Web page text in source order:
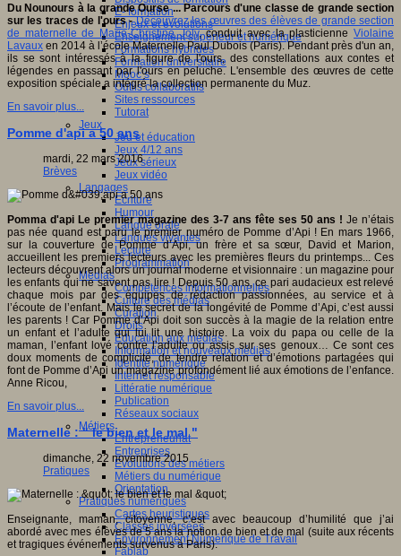
E- formation
Enjeux et évolutions
Enseignement supérieur et numérique
Formations hybrides
Formation universitaire
Mooc’s
Outils collaboratifs
Sites ressources
Tutorat
Jeux
Jeu et éducation
Jeux 4/12 ans
Jeux sérieux
Jeux vidéo
Langages
Ecriture
Humour
Langue orale
Langues vivantes
Lecture
Programmation
Médias
Compétences informationnelles
Culture des médias
Curation
Droits
Education aux médias
Information et nouveaux médias
Identité numérique
Internet responsable
Littératie numérique
Publication
Réseaux sociaux
Métiers
Entrepreneuriat
Entreprises
Evolutions des métiers
Métiers du numérique
Orientation
Pratiques numériques
Cartes heuristiques
Classes inversées
Environnement Numérique de Travail
Fablab
Du Nounours à la grande Ourse ... Parcours d'une classe de grande section
sur les traces de l'ours -Découvrez les œuvres des élèves de grande section
de maternelle de Marie-Christine Joly, conduit avec la plasticienneViolaine
Lavaux en 2014 à l’école Maternelle Paul Dubois (Paris). Pendant près d'un an,
ils se sont intéressés à la figure de l'ours, des constellations aux contes et
légendes en passant par l'ours en peluche. L'ensemble des œuvres de cette
exposition spéciale a intégré la collection permanente du Muz.
En savoir plus...
Pomme d'api a 50 ans
mardi, 22 mars 2016
Brèves
Pomma d'api Le premier magazine des 3-7 ans fête ses 50 ans ! Je n’étais
pas née quand est paru le premier numéro de Pomme d’Api ! En mars 1966,
sur la couverture de Pomme d’Api, un frère et sa sœur, David et Marion,
accueillent les premiers lecteurs avec les premières fleurs du printemps... Ces
lecteurs découvrent alors un journal moderne et visionnaire : un magazine pour
les enfants qui ne savent pas lire ! Depuis 50 ans, ce pari audacieux est relevé
chaque mois par des équipes de rédaction passionnées, au service et à
l’écoute de l’enfant. Mais le secret de la longévité de Pomme d’Api, c’est aussi
les parents ! Car Pomme d’Api doit son succès à la magie de la relation entre
un enfant et l’adulte qui lui lit une histoire. La voix du papa ou celle de la
maman, l’enfant lové contre l’adulte ou assis sur ses genoux… Ce sont ces
doux moments de complicité, de tendre relation et d’émotions partagées qui
font de Pomme d’Api un magazine profondément lié aux émotions de l’enfance.
Anne Ricou,
En savoir plus...
Maternelle : " le bien et le mal "
dimanche, 22 novembre 2015
Pratiques
Enseignante, maman, citoyenne, c’est avec beaucoup d’humilité que j’ai
abordé avec mes élèves de 5 ans la notion de bien et de mal (suite aux récents
et tragiques événements survenus à Paris).